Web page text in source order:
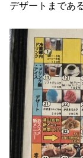
デザートまであ